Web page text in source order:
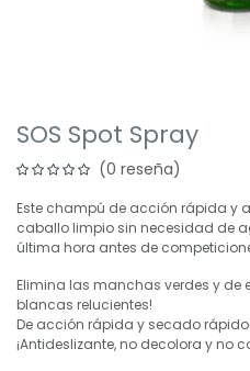
SOS Spot Spray
(0 reseña)
Este champú de acción rápida y
caballo limpio sin necesidad de
última hora antes de
Elimina las manchas verdes y de
blancas relucientes!
De acción rápida y secado rápido.
¡Antideslizante, no decolora y no